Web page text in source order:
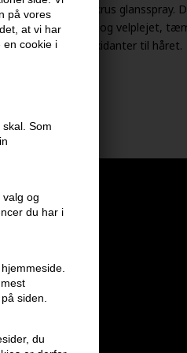
på vores
at vi har
en cookie i
Som
og
du har i
siden.
du
Spray er en anti-krus glansspray.
håret silkeblødt og velplejet,
leverer antioxidanter til håret.